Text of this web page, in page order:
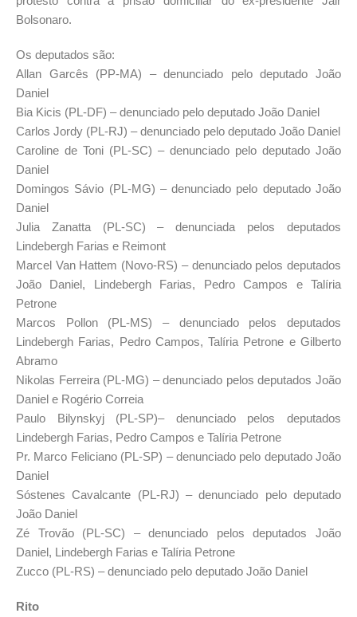
Bolsonaro.
Os deputados são:
Allan Garcês (PP-MA) – denunciado pelo deputado João
Daniel
Bia Kicis (PL-DF) – denunciado pelo deputado João Daniel
Carlos Jordy (PL-RJ) – denunciado pelo deputado João Daniel
Caroline de Toni (PL-SC) – denunciado pelo deputado João
Daniel
Domingos Sávio (PL-MG) – denunciado pelo deputado João
Daniel
Julia Zanatta (PL-SC) – denunciada pelos deputados
Lindebergh Farias e Reimont
Marcel Van Hattem (Novo-RS) – denunciado pelos deputados
João Daniel, Lindebergh Farias, Pedro Campos e Talíria
Petrone
Marcos Pollon (PL-MS) – denunciado pelos deputados
Lindebergh Farias, Pedro Campos, Talíria Petrone e Gilberto
Abramo
Nikolas Ferreira (PL-MG) – denunciado pelos deputados João
Daniel e Rogério Correia
Paulo Bilynskyj (PL-SP)– denunciado pelos deputados
Lindebergh Farias, Pedro Campos e Talíria Petrone
Pr. Marco Feliciano (PL-SP) – denunciado pelo deputado João
Daniel
Sóstenes Cavalcante (PL-RJ) – denunciado pelo deputado
João Daniel
Zé Trovão (PL-SC) – denunciado pelos deputados João
Daniel, Lindebergh Farias e Talíria Petrone
Zucco (PL-RS) – denunciado pelo deputado João Daniel
Rito